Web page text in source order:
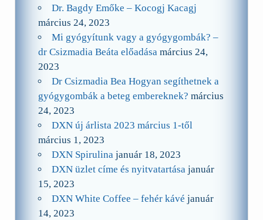
Dr. Bagdy Emőke – Kocogj Kacagj
március 24, 2023
Mi gyógyítunk vagy a gyógygombák? –
dr Csizmadia Beáta előadása március 24,
2023
Dr Csizmadia Bea Hogyan segíthetnek a
gyógygombák a beteg embereknek? március
24, 2023
DXN új árlista 2023 március 1-től
március 1, 2023
DXN Spirulina január 18, 2023
DXN üzlet címe és nyitvatartása január
15, 2023
DXN White Coffee – fehér kávé január
14, 2023